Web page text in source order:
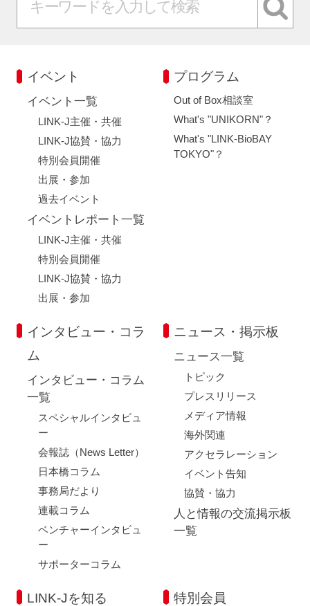
イベント
イベント一覧
LINK-J主催・共催
LINK-J協賛・協力
特別会員開催
出展・参加
過去イベント
イベントレポート一覧
LINK-J主催・共催
特別会員開催
LINK-J協賛・協力
出展・参加
プログラム
Out of Box相談室
What's "UNIKORN"？
What's "LINK-BioBAY
TOKYO"？
インタビュー・コラ
ム
インタビュー・コラム
一覧
スペシャルインタビュ
ー
会報誌（News Letter）
日本橋コラム
事務局だより
連載コラム
ベンチャーインタビュ
ー
サポーターコラム
ニュース・掲示板
ニュース一覧
トピック
プレスリリース
メディア情報
海外関連
アクセラレーション
イベント告知
協賛・協力
人と情報の交流掲示板
一覧
LINK-Jを知る 特別会員